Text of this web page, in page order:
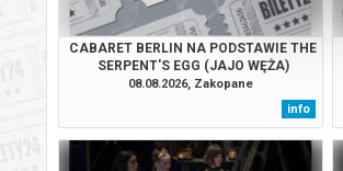
CABARET BERLIN NA PODSTAWIE THE
SERPENT'S EGG (JAJO WĘŻA)
INGMARA BERGMANA - PREMIERA!
08.08.2026, Zakopane
info